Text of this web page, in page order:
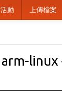
動 上傳檔案